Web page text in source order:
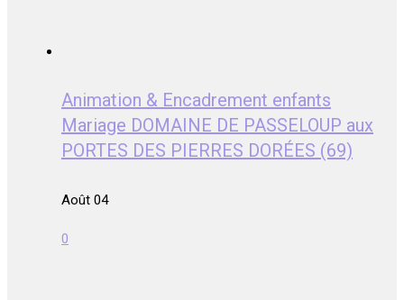
Animation & Encadrement enfants
Mariage DOMAINE DE PASSELOUP aux
PORTES DES PIERRES DORÉES (69)
Août 04
0